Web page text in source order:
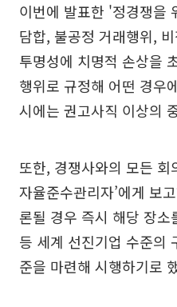
이번에 발표한 '정경쟁을
담합, 불공정 거래행위,
투명성에 치명적 손상을
행위로 규정해 어떤 경우
시에는 권고사직 이상의
또한, 경쟁사와의 모든 회
자율준수관리자’에게 보
론될 경우 즉시 해당 장
등 세계 선진기업 수준의
준을 마련해 시행하기로